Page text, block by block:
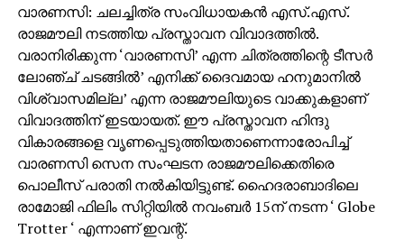
വാരണസി: ചലച്ചിത്ര സംവിധായകന്‍ എസ്.എസ്.
രാജമൗലി നടത്തിയ പ്രസ്താവന വിവാദത്തില്‍.
വരാനിരിക്കുന്ന ‘വാരണസി’ എന്ന ചിത്രത്തിന്റെ ടീസര്‍
ലോഞ്ച് ചടങ്ങില്‍’ എനിക്ക് ദൈവമായ ഹനുമാനില്‍
വിശ്വാസമില്ല’ എന്ന രാജമൗലിയുടെ വാക്കുകളാണ്
വിവാദത്തിന് ഇടയായത്. ഈ പ്രസ്താവന ഹിന്ദു
വികാരങ്ങളെ വൃണപ്പെടുത്തിയതാണെന്നാരോപിച്ച്
വാരണസി സെന സംഘടന രാജമൗലിക്കെതിരെ
പൊലീസ് പരാതി നല്‍കിയിട്ടുണ്ട്. ഹൈദരാബാദിലെ
രാമോജി ഫിലിം സിറ്റിയില്‍ നവംബര്‍ 15ന് നടന്ന ‘ Globe
Trotter ‘ എന്നാണ് ഇവന്റ്.